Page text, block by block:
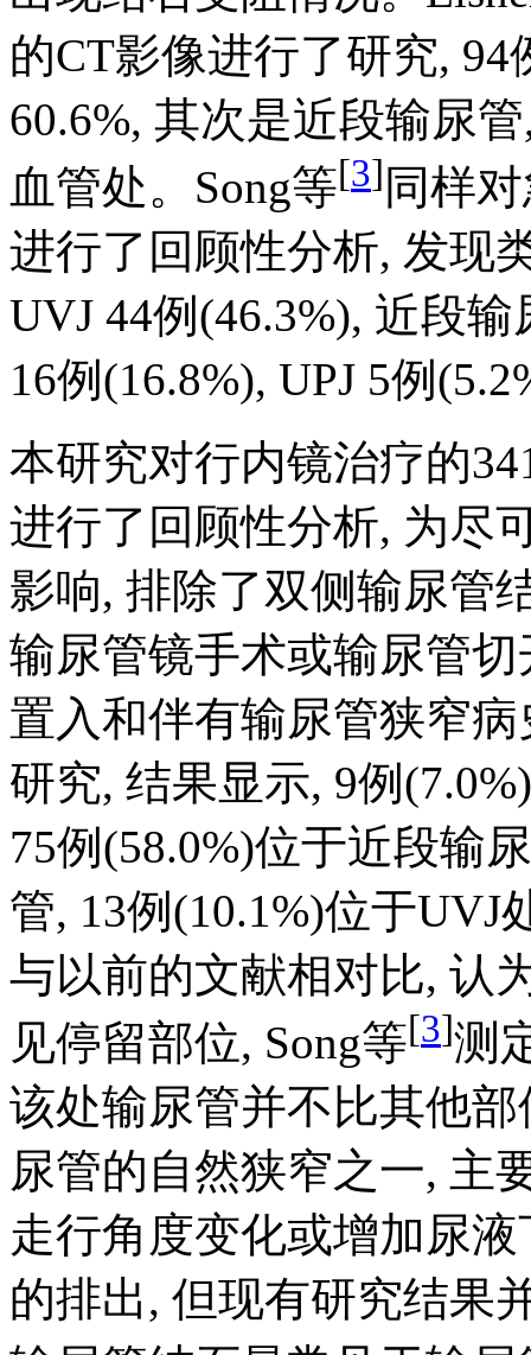
的CT影像进行了研究,
60.6%, 其次是近段输尿
血管处。Song等[3] 同样
进行了回顾性分析, 发现
UVJ 44例(46.3%), 近段
16例(16.8%), UPJ 5例
本研究对行内镜治疗的
进行了回顾性分析, 为尽
影响, 排除了双侧输尿管
输尿管镜手术或输尿管
置入和伴有输尿管狭窄
研究, 结果显示, 9例
75例(58.0%)位于近段输
管, 13例(10.1%)位于UVJ
与以前的文献相对比, 认
见停留部位, Song等[3]测
该处输尿管并不比其他
尿管的自然狭窄之一, 主
走行角度变化或增加尿
的排出, 但现有研究结果